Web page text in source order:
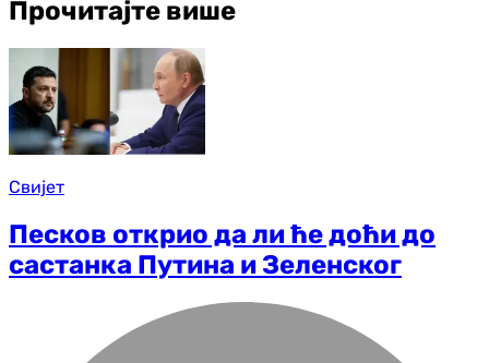
Прочитајте више
Свијет
Песков открио да ли ће доћи до
састанка Путина и Зеленског